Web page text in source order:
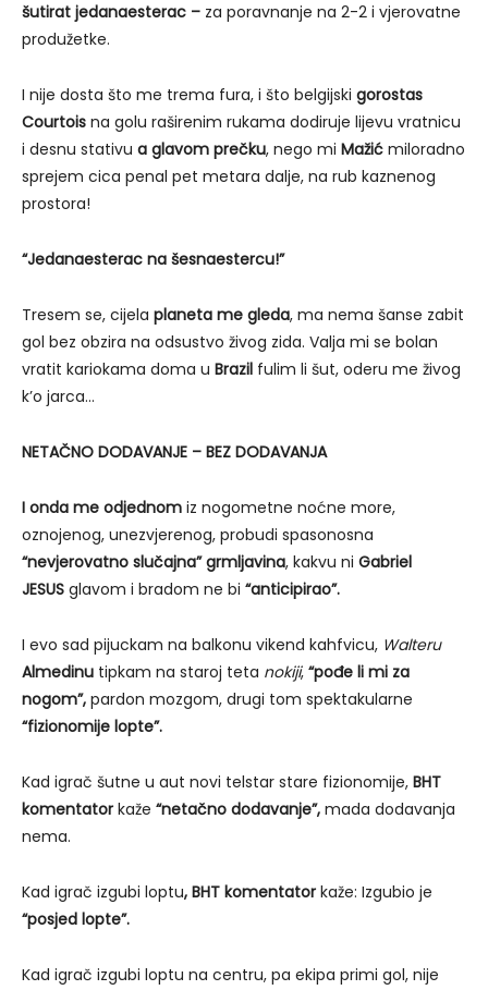
šutirat jedanaesterac – za poravnanje na 2-2 i vjerovatne
produžetke.
I nije dosta što me trema fura, i što belgijski gorostas
Courtois na golu raširenim rukama dodiruje lijevu vratnicu
i desnu stativu a glavom prečku, nego mi Mažić miloradno
sprejem cica penal pet metara dalje, na rub kaznenog
prostora!
“Jedanaesterac na šesnaestercu!”
Tresem se, cijela planeta me gleda, ma nema šanse zabit
gol bez obzira na odsustvo živog zida. Valja mi se bolan
vratit kariokama doma u Brazil fulim li šut, oderu me živog
k’o jarca…
NETAČNO DODAVANJE – BEZ DODAVANJA
I onda me odjednom iz nogometne noćne more,
oznojenog, unezvjerenog, probudi spasonosna
“nevjerovatno slučajna” grmljavina, kakvu ni Gabriel
JESUS glavom i bradom ne bi “anticipirao”.
I evo sad pijuckam na balkonu vikend kahfvicu, Walteru
Almedinu tipkam na staroj teta nokiji, “pođe li mi za
nogom”, pardon mozgom, drugi tom spektakularne
“fizionomije lopte”.
Kad igrač šutne u aut novi telstar stare fizionomije, BHT
komentator kaže “netačno dodavanje”, mada dodavanja
nema.
Kad igrač izgubi loptu, BHT komentator kaže: Izgubio je
“posjed lopte”.
Kad igrač izgubi loptu na centru, pa ekipa primi gol, nije